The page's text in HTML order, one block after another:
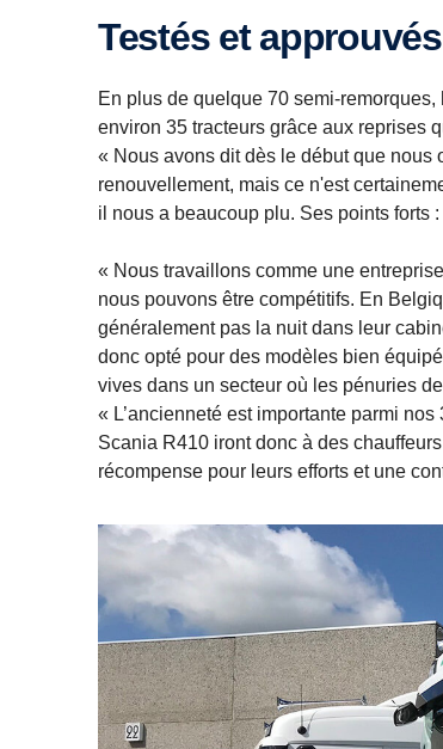
Testés et approuvés
En plus de quelque 70 semi-
environ 35 tracteurs grâce aux reprises
« Nous avons dit dès le début que nous
renouvellement, mais ce n'est
il nous a beaucoup plu. Ses points forts
« Nous travaillons comme une
nous pouvons être compétitifs. En
généralement pas la nuit dans leur
donc opté pour des modèles bien
vives dans un secteur où les pénuries
« L’ancienneté est importante parmi
Scania R410 iront donc à des
récompense pour leurs efforts et une